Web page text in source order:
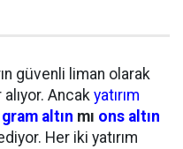
güvenli liman olarak
Ancak yatırım
gram altın mı ons altın
Her iki yatırım